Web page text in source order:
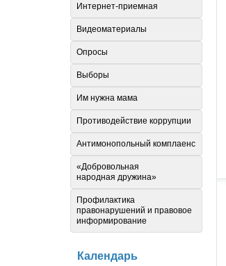
Интернет-приемная
Видеоматериалы
Опросы
Выборы
Им нужна мама
Противодействие коррупции
Антимонопольный комплаенс
«Добровольная
народная дружина»
Профилактика
правонарушений и правовое
информирование
Календарь